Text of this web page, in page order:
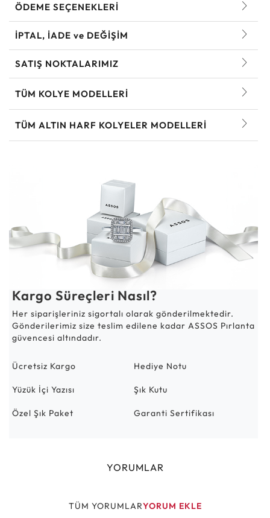
ÖDEME SEÇENEKLERİ
İPTAL, İADE ve DEĞİŞİM
SATIŞ NOKTALARIMIZ
TÜM KOLYE MODELLERI
TÜM ALTIN HARF KOLYELER MODELLERI
Kargo Süreçleri Nasıl?
Her siparişleriniz sigortalı olarak gönderilmektedir.
Gönderilerimiz size teslim edilene kadar ASSOS Pırlanta
güvencesi altındadır.
Ücretsiz Kargo Hediye Notu
Yüzük İçi Yazısı Şık Kutu
Özel Şık Paket Garanti Sertifikası
YORUMLAR
TÜM YORUMLARYORUM EKLE